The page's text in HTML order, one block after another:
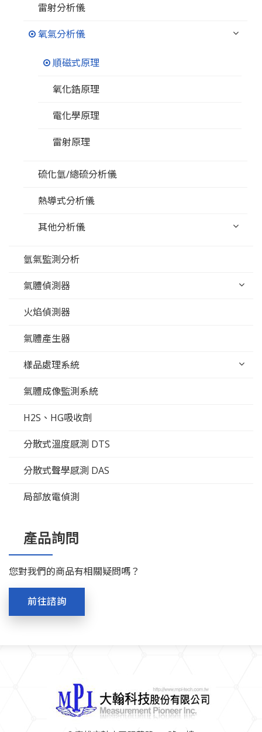
雷射分析儀
氧氣分析儀
順磁式原理
氧化鋯原理
電化學原理
雷射原理
硫化氫/總硫分析儀
熱導式分析儀
其他分析儀
氫氣監測分析
氣體偵測器
火焰偵測器
氣體產生器
樣品處理系統
氣體成像監測系統
H2S、HG吸收劑
分散式溫度感測 DTS
分散式聲學感測 DAS
局部放電偵測
產品詢問
您對我們的商品有相關疑問嗎？
前往諮詢